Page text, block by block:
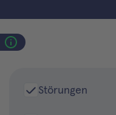
Störungen